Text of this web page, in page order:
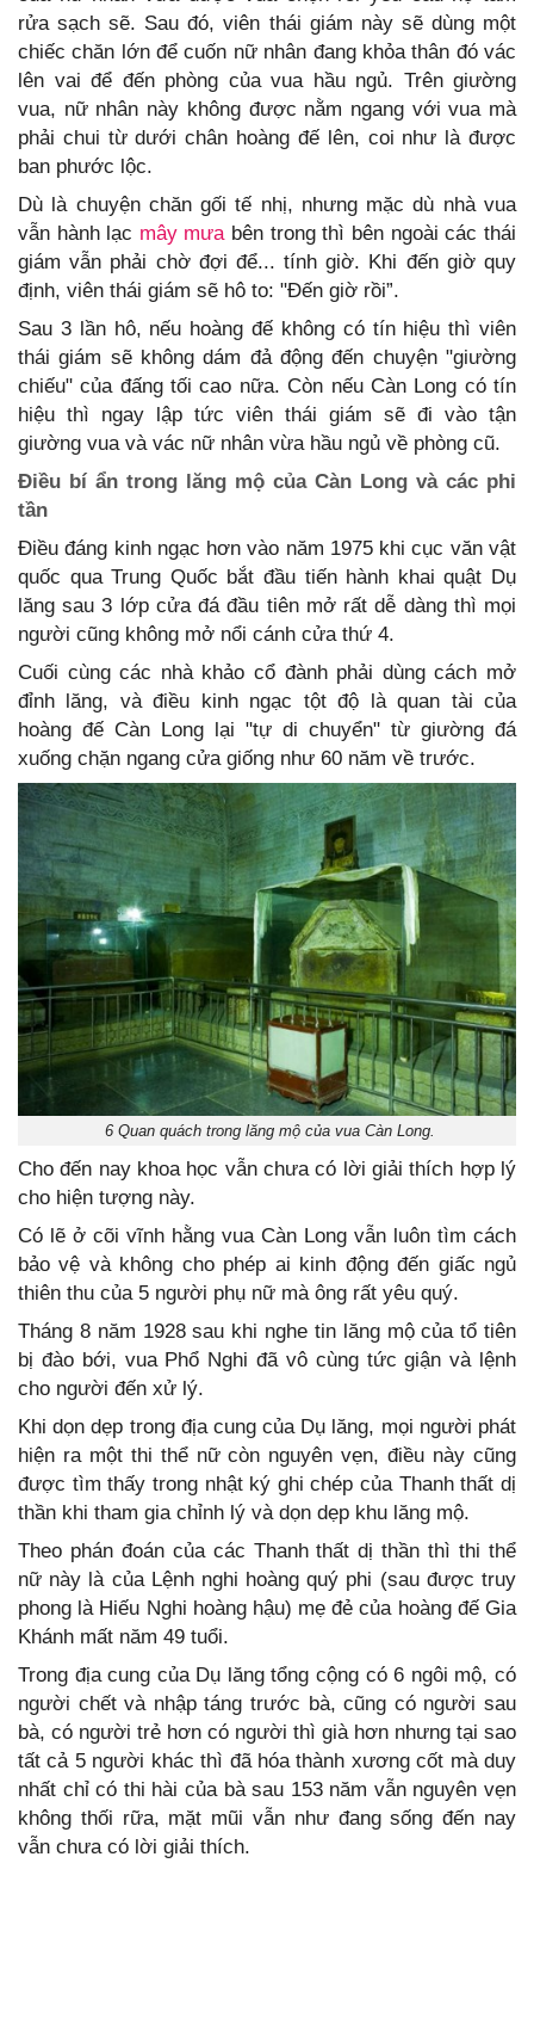
rửa sạch sẽ. Sau đó, viên thái giám này sẽ dùng một
chiếc chăn lớn để cuốn nữ nhân đang khỏa thân đó vác
lên vai để đến phòng của vua hầu ngủ. Trên giường
vua, nữ nhân này không được nằm ngang với vua mà
phải chui từ dưới chân hoàng đế lên, coi như là được
ban phước lộc.
Dù là chuyện chăn gối tế nhị, nhưng mặc dù nhà vua
vẫn hành lạc mây mưabên trong thì bên ngoài các thái
giám vẫn phải chờ đợi để... tính giờ. Khi đến giờ quy
định, viên thái giám sẽ hô to: "Đến giờ rồi”.
Sau 3 lần hô, nếu hoàng đế không có tín hiệu thì viên
thái giám sẽ không dám đả động đến chuyện "giường
chiếu" của đấng tối cao nữa. Còn nếu Càn Long có tín
hiệu thì ngay lập tức viên thái giám sẽ đi vào tận
giường vua và vác nữ nhân vừa hầu ngủ về phòng cũ.
Điều bí ẩn trong lăng mộ của Càn Long và các phi
tần
Điều đáng kinh ngạc hơn vào năm 1975 khi cục văn vật
quốc qua Trung Quốc bắt đầu tiến hành khai quật Dụ
lăng sau 3 lớp cửa đá đầu tiên mở rất dễ dàng thì mọi
người cũng không mở nổi cánh cửa thứ 4.
Cuối cùng các nhà khảo cổ đành phải dùng cách mở
đỉnh lăng, và điều kinh ngạc tột độ là quan tài của
hoàng đế Càn Long lại "tự di chuyển" từ giường đá
xuống chặn ngang cửa giống như 60 năm về trước.
6 Quan quách trong lăng mộ của vua Càn Long.
Cho đến nay khoa học vẫn chưa có lời giải thích hợp lý
cho hiện tượng này.
Có lẽ ở cõi vĩnh hằng vua Càn Long vẫn luôn tìm cách
bảo vệ và không cho phép ai kinh động đến giấc ngủ
thiên thu của 5 người phụ nữ mà ông rất yêu quý.
Tháng 8 năm 1928 sau khi nghe tin lăng mộ của tổ tiên
bị đào bới, vua Phổ Nghi đã vô cùng tức giận và lệnh
cho người đến xử lý.
Khi dọn dẹp trong địa cung của Dụ lăng, mọi người phát
hiện ra một thi thể nữ còn nguyên vẹn, điều này cũng
được tìm thấy trong nhật ký ghi chép của Thanh thất dị
thần khi tham gia chỉnh lý và dọn dẹp khu lăng mộ.
Theo phán đoán của các Thanh thất dị thần thì thi thể
nữ này là của Lệnh nghi hoàng quý phi (sau được truy
phong là Hiếu Nghi hoàng hậu) mẹ đẻ của hoàng đế Gia
Khánh mất năm 49 tuổi.
Trong địa cung của Dụ lăng tổng cộng có 6 ngôi mộ, có
người chết và nhập táng trước bà, cũng có người sau
bà, có người trẻ hơn có người thì già hơn nhưng tại sao
tất cả 5 người khác thì đã hóa thành xương cốt mà duy
nhất chỉ có thi hài của bà sau 153 năm vẫn nguyên vẹn
không thối rữa, mặt mũi vẫn như đang sống đến nay
vẫn chưa có lời giải thích.